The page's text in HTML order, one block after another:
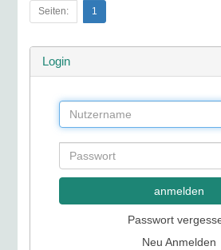
Seiten: 1
Login
anmelden
Passwort
Neu Anmelden